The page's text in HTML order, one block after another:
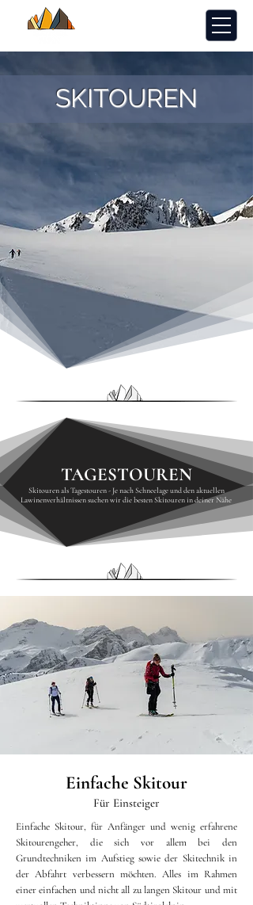
SKITOUREN
TAGESTOUREN
Skitouren als Tagestouren - Je nach Schneelage und den aktuellen
Lawinenverhältnissen suchen wir die besten Skitouren in deiner Nähe
Einfache Skitour
Für Einsteiger
Einfache Skitour, für Anfänger und wenig erfahrene
Skitourengeher, die sich vor allem bei den
Grundtechniken im Aufstieg sowie der Skitechnik in
der Abfahrt verbessern möchten. Alles im Rahmen
einer einfachen und nicht all zu langen Skitour und mit